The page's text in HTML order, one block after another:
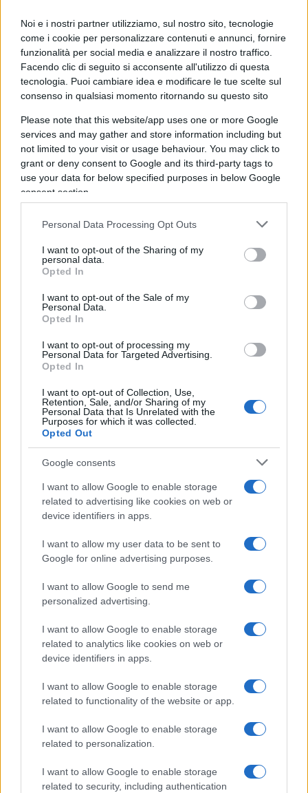
Noi e i nostri partner utilizziamo, sul nostro sito, tecnologie
come i cookie per personalizzare contenuti e annunci, fornire
funzionalità per social media e analizzare il nostro traffico.
Facendo clic di seguito si acconsente all'utilizzo di questa
tecnologia. Puoi cambiare idea e modificare le tue scelte sul
consenso in qualsiasi momento ritornando su questo sito
Please note that this website/app uses one or more Google
services and may gather and store information including but
not limited to your visit or usage behaviour. You may click to
grant or deny consent to Google and its third-party tags to
use your data for below specified purposes in below Google
consent section.
Personal Data Processing Opt Outs
I want to opt-out of the Sharing of my
personal data.
Opted In
I want to opt-out of the Sale of my
Personal Data.
Opted In
I want to opt-out of processing my
Personal Data for Targeted Advertising.
Opted In
I want to opt-out of Collection, Use,
Retention, Sale, and/or Sharing of my
Personal Data that Is Unrelated with the
Purposes for which it was collected.
Opted Out
Google consents
I want to allow Google to enable storage
related to advertising like cookies on web or
device identifiers in apps.
I want to allow my user data to be sent to
Google for online advertising purposes.
I want to allow Google to send me
personalized advertising.
I want to allow Google to enable storage
related to analytics like cookies on web or
device identifiers in apps.
I want to allow Google to enable storage
related to functionality of the website or app.
I want to allow Google to enable storage
related to personalization.
I want to allow Google to enable storage
related to security, including authentication
Sua Maestà continuerà a occuparsi degli affari
statali e delle pratiche burocratiche ufficiali come
di consueto”.
Il comunicato prosegue affermando che “il Re è
grato alla suaéquipe medicaper il loro rapido
intervento, reso possibile grazie al suo recente
intervento ospedaliero. Sua Maestà ha scelto di
condividere la sua diagnosi per prevenire
speculazioni e nella speranza che possa aiutare la
tutto il mondo sono affetti da cancro”.
Secondo quanto riferisce la Bbc, il principe Harry,
secondogenito di re
giorni. “Auguro a Sua Maestà un pronto e pieno
ristabilimento. Non ho dubbi che tornerà in piena
forza e so che l’intero paese gli fa gli auguri”, ha
scritto invece il premier Rusi Sunak.
Articolo in aggiornamento
#RE CARLO
30
Vignetta del 07/08/2026